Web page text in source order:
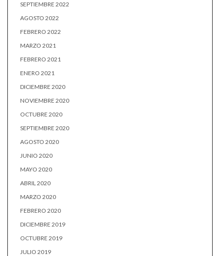
SEPTIEMBRE 2022
AGOSTO 2022
FEBRERO 2022
MARZO 2021
FEBRERO 2021
ENERO 2021
DICIEMBRE 2020
NOVIEMBRE 2020
OCTUBRE 2020
SEPTIEMBRE 2020
AGOSTO 2020
JUNIO 2020
MAYO 2020
ABRIL 2020
MARZO 2020
FEBRERO 2020
DICIEMBRE 2019
OCTUBRE 2019
JULIO 2019